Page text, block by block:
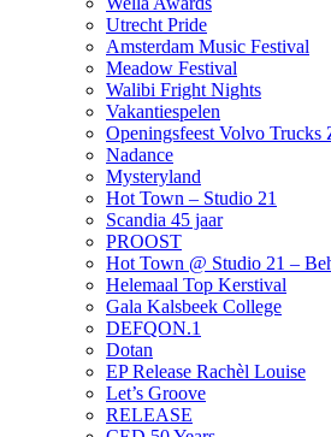
Utrecht Pride
Amsterdam Music Festival
Meadow Festival
Walibi Fright Nights
Vakantiespelen
Openingsfeest Volvo Trucks
Nadance
Mysteryland
Hot Town – Studio 21
Scandia 45 jaar
PROOST
Hot Town @ Studio 21 –
Helemaal Top Kerstival
Gala Kalsbeek College
DEFQON.1
Dotan
EP Release Rachèl Louise
Let’s Groove
RELEASE